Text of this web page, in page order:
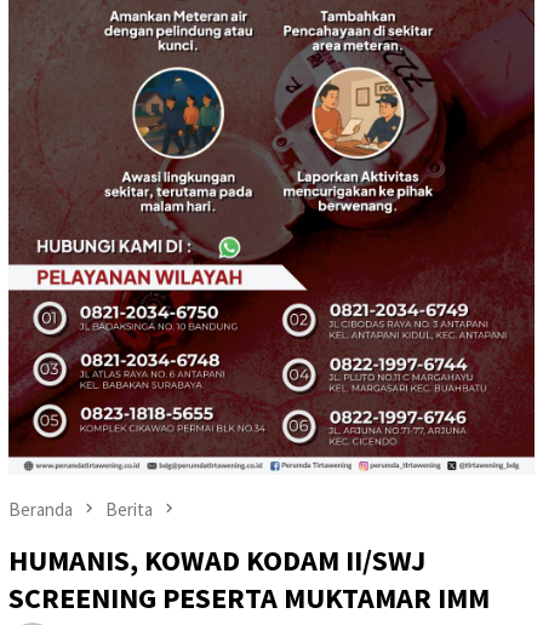
Beranda Berita
HUMANIS, KOWAD KODAM II/SWJ
SCREENING PESERTA MUKTAMAR IMM